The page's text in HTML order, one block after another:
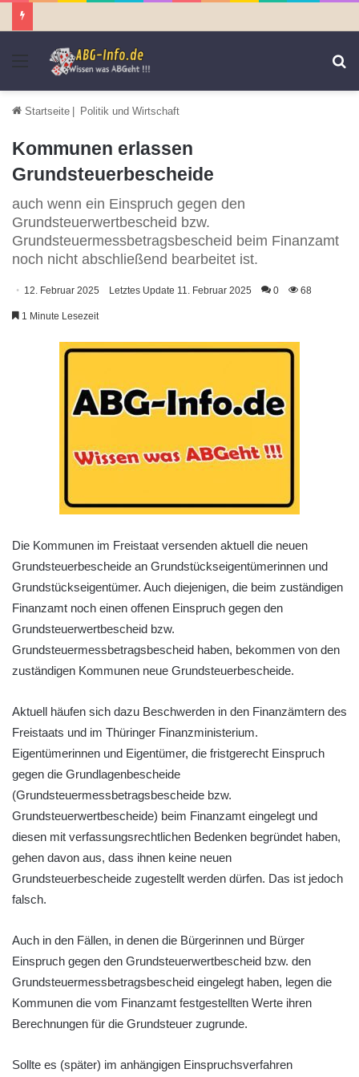
Menü
Startseite | Politik und Wirtschaft
Kommunen erlassen
Grundsteuerbescheide
auch wenn ein Einspruch gegen den
Grundsteuerwertbescheid bzw.
Grundsteuermessbetragsbescheid beim Finanzamt
noch nicht abschließend bearbeitet ist.
12. Februar 2025 Letztes Update 11. Februar 2025 0 68
1 Minute Lesezeit
Die Kommunen im Freistaat versenden aktuell die neuen
Grundsteuerbescheide an Grundstückseigentümerinnen und
Grundstückseigentümer. Auch diejenigen, die beim zuständigen
Finanzamt noch einen offenen Einspruch gegen den
Grundsteuerwertbescheid bzw.
Grundsteuermessbetragsbescheid haben, bekommen von den
zuständigen Kommunen neue Grundsteuerbescheide.
Aktuell häufen sich dazu Beschwerden in den Finanzämtern des
Freistaats und im Thüringer Finanzministerium.
Eigentümerinnen und Eigentümer, die fristgerecht Einspruch
gegen die Grundlagenbescheide
(Grundsteuermessbetragsbescheide bzw.
Grundsteuerwertbescheide) beim Finanzamt eingelegt und
diesen mit verfassungsrechtlichen Bedenken begründet haben,
gehen davon aus, dass ihnen keine neuen
Grundsteuerbescheide zugestellt werden dürfen. Das ist jedoch
falsch.
Auch in den Fällen, in denen die Bürgerinnen und Bürger
Einspruch gegen den Grundsteuerwertbescheid bzw. den
Grundsteuermessbetragsbescheid eingelegt haben, legen die
Kommunen die vom Finanzamt festgestellten Werte ihren
Berechnungen für die Grundsteuer zugrunde.
Sollte es (später) im anhängigen Einspruchsverfahren